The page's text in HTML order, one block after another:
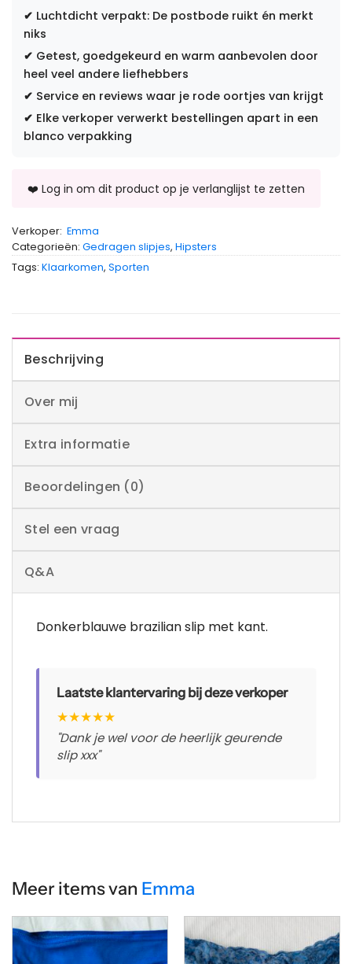
✔ Luchtdicht verpakt: De postbode ruikt én merkt
niks
✔ Getest, goedgekeurd en warm aanbevolen door
heel veel andere liefhebbers
✔ Service en reviews waar je rode oortjes van krijgt
✔ Elke verkoper verwerkt bestellingen apart in een
blanco verpakking
Verkoper: Emma
Categorieën: Gedragen slipjes, Hipsters
Tags: Klaarkomen, Sporten
Beschrijving
Over mij
Extra informatie
Beoordelingen (0)
Stel een vraag
Q&A
Donkerblauwe brazilian slip met kant.
Laatste klantervaring bij deze verkoper
★★★★★
"Dank je wel voor de heerlijk geurende
slip xxx"
Meer items van Emma